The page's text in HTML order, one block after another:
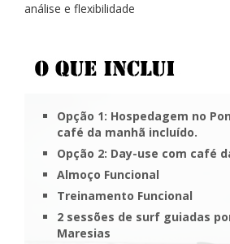
análise e flexibilidade
Opção 1: Hospedagem no
café da manhã incluído.
Opção 2: Day-use com café
Almoço Funcional
Treinamento Funcional
2 sessões de surf guiadas
Maresias